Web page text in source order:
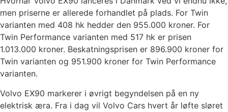
men priserne er allerede forhandlet på plads. For Twin
varianten med 408 hk hedder den 955.000 kroner. For
Twin Performance varianten med 517 hk er prisen
1.013.000 kroner. Beskatningsprisen er 896.900 kroner for
Twin varianten og 951.900 kroner for Twin Performance
varianten.
Volvo EX90 markerer i øvrigt begyndelsen på en ny
elektrisk æra. Fra i dag vil Volvo Cars hvert år løfte sløret